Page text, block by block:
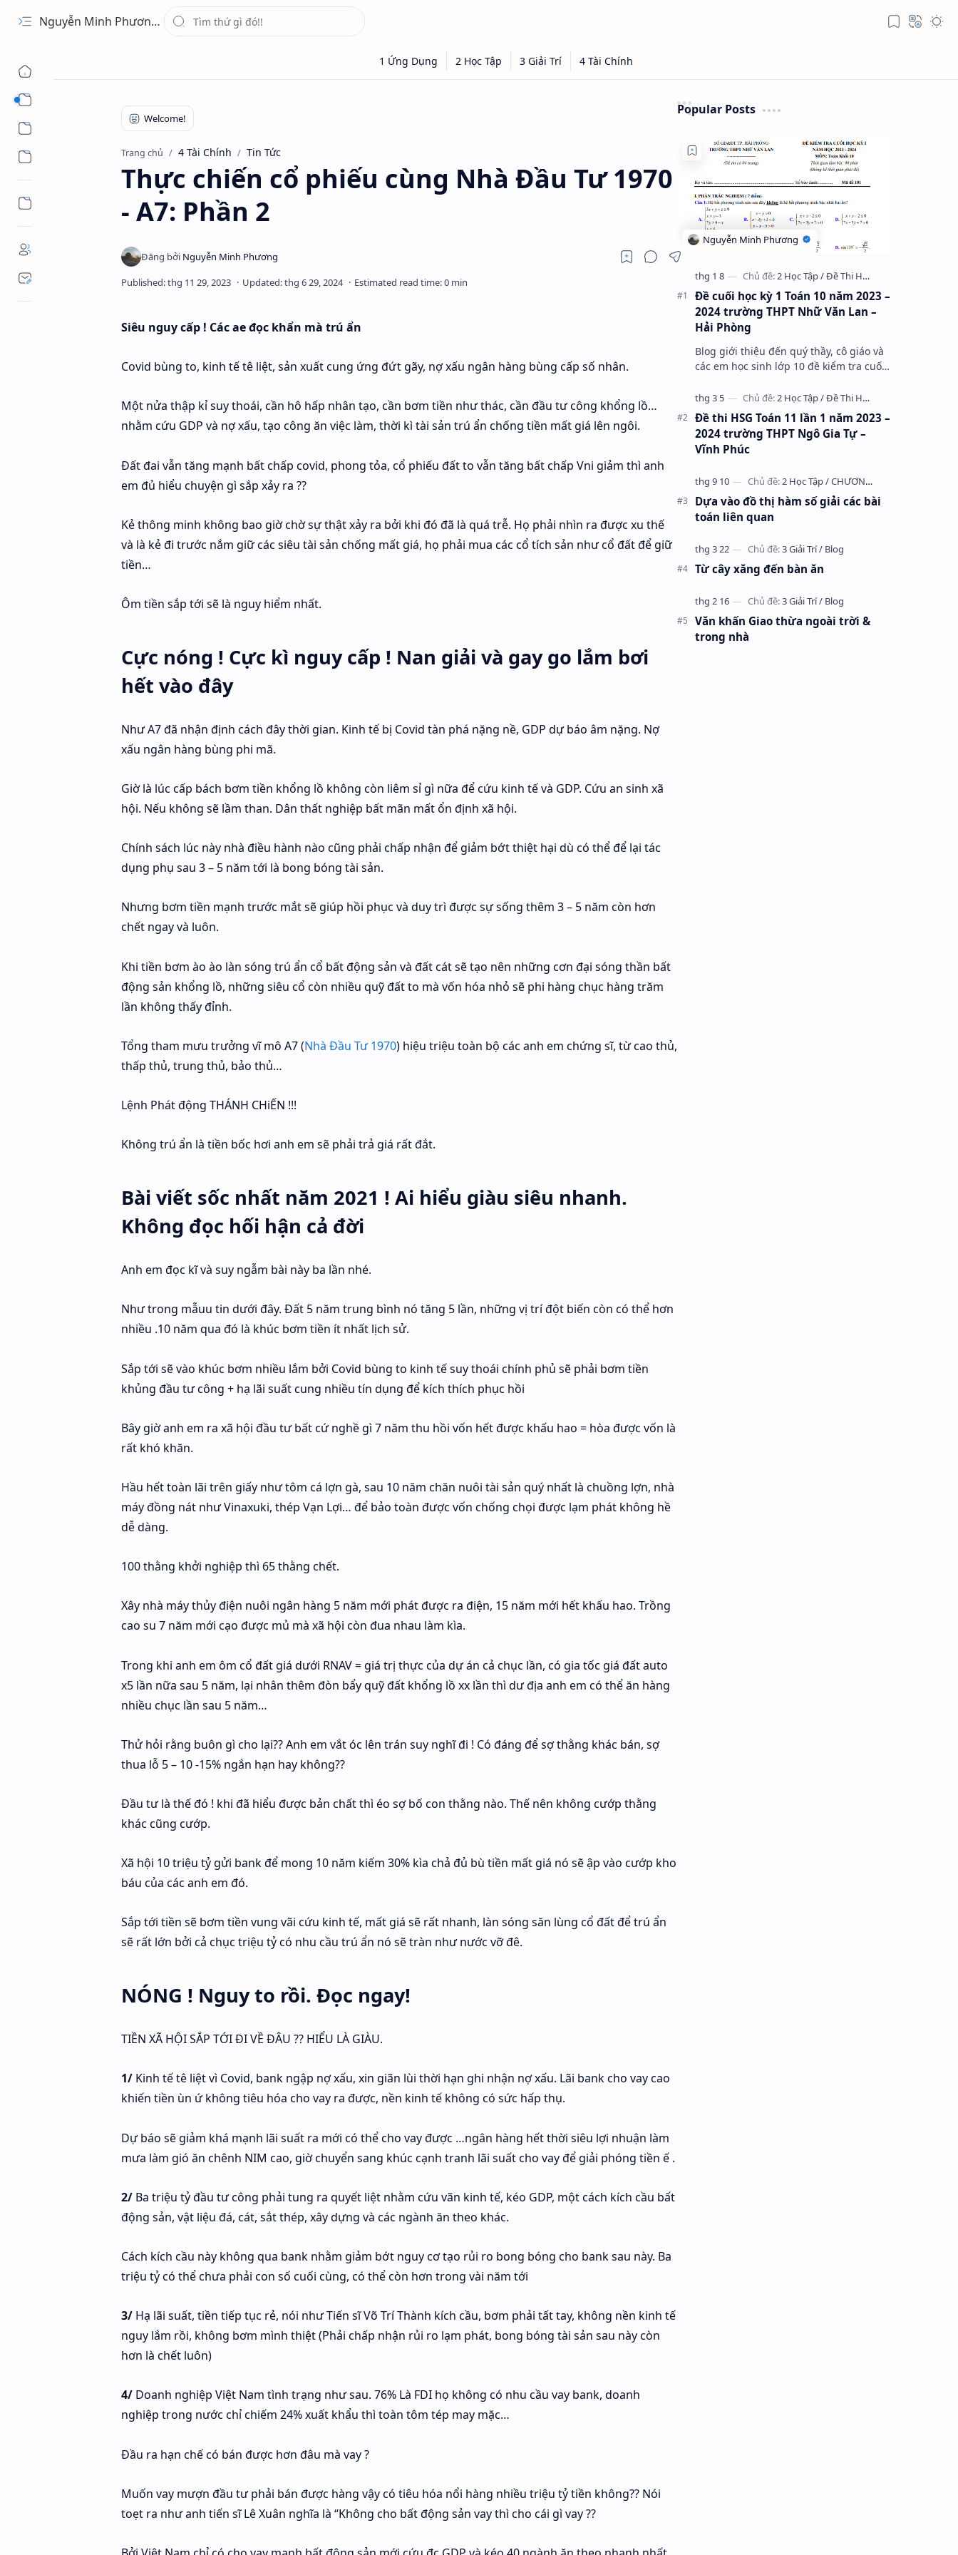
Nguyễn Minh Phương - Blog Chia sẻ Kiến thức Chứng khoán & Tài liệu Toán học
Trang chủ 4 Tài Chính Tin Tức
Thực chiến cổ phiếu cùng Nhà Đầu Tư 1970
- A7: Phần 2
Siêu nguy cấp ! Các ae đọc khẩn mà trú ẩn
Covid bùng to, kinh tế tê liệt, sản xuất cung ứng đứt gãy, nợ xấu ngân hàng bùng cấp số nhân.
Một nửa thập kỉ suy thoái, cần hô hấp nhân tạo, cần bơm tiền như thác, cần đầu tư công khổng lồ…
nhằm cứu GDP và nợ xấu, tạo công ăn việc làm, thời kì tài sản trú ẩn chống tiền mất giá lên ngôi.
Đất đai vẫn tăng mạnh bất chấp covid, phong tỏa, cổ phiếu đất to vẫn tăng bất chấp Vni giảm thì anh
em đủ hiểu chuyện gì sắp xảy ra ??
Kẻ thông minh không bao giờ chờ sự thật xảy ra bởi khi đó đã là quá trễ. Họ phải nhìn ra được xu thế
và là kẻ đi trước nắm giữ các siêu tài sản chống mất giá, họ phải mua các cổ tích sản như cổ đất để giữ
tiền…
Ôm tiền sắp tới sẽ là nguy hiểm nhất.
Cực nóng ! Cực kì nguy cấp ! Nan giải và gay go lắm bơi
hết vào đây
Như A7 đã nhận định cách đây thời gian. Kinh tế bị Covid tàn phá nặng nề, GDP dự báo âm nặng. Nợ
xấu ngân hàng bùng phi mã.
Giờ là lúc cấp bách bơm tiền khổng lồ không còn liêm sỉ gì nữa để cứu kinh tế và GDP. Cứu an sinh xã
hội. Nếu không sẽ lầm than. Dân thất nghiệp bất mãn mất ổn định xã hội.
Chính sách lúc này nhà điều hành nào cũng phải chấp nhận để giảm bớt thiệt hại dù có thể để lại tác
dụng phụ sau 3 – 5 năm tới là bong bóng tài sản.
Nhưng bơm tiền mạnh trước mắt sẽ giúp hồi phục và duy trì được sự sống thêm 3 – 5 năm còn hơn
chết ngay và luôn.
Khi tiền bơm ào ào làn sóng trú ẩn cổ bất động sản và đất cát sẽ tạo nên những cơn đại sóng thần bất
động sản khổng lồ, những siêu cổ còn nhiều quỹ đất to mà vốn hóa nhỏ sẽ phi hàng chục hàng trăm
lần không thấy đỉnh.
Tổng tham mưu trưởng vĩ mô A7 (Nhà Đầu Tư 1970) hiệu triệu toàn bộ các anh em chứng sĩ, từ cao thủ,
thấp thủ, trung thủ, bảo thủ…
Lệnh Phát động THÁNH CHiẾN !!!
Không trú ẩn là tiền bốc hơi anh em sẽ phải trả giá rất đắt.
Bài viết sốc nhất năm 2021 ! Ai hiểu giàu siêu nhanh.
Không đọc hối hận cả đời
Anh em đọc kĩ và suy ngẫm bài này ba lần nhé.
Như trong mẫuu tin dưới đây. Đất 5 năm trung bình nó tăng 5 lần, những vị trí đột biến còn có thể hơn
nhiều .10 năm qua đó là khúc bơm tiền ít nhất lịch sử.
Sắp tới sẽ vào khúc bơm nhiều lắm bởi Covid bùng to kinh tế suy thoái chính phủ sẽ phải bơm tiền
khủng đầu tư công + hạ lãi suất cung nhiều tín dụng để kích thích phục hồi
Bây giờ anh em ra xã hội đầu tư bất cứ nghề gì 7 năm thu hồi vốn hết được khấu hao = hòa được vốn là
rất khó khăn.
Hầu hết toàn lãi trên giấy như tôm cá lợn gà, sau 10 năm chăn nuôi tài sản quý nhất là chuồng lợn, nhà
máy đồng nát như Vinaxuki, thép Vạn Lợi… để bảo toàn được vốn chống chọi được lạm phát không hề
dễ dàng.
100 thằng khởi nghiệp thì 65 thằng chết.
Xây nhà máy thủy điện nuôi ngân hàng 5 năm mới phát được ra điện, 15 năm mới hết khấu hao. Trồng
cao su 7 năm mới cạo được mủ mà xã hội còn đua nhau làm kìa.
Trong khi anh em ôm cổ đất giá dưới RNAV = giá trị thực của dự án cả chục lần, có gia tốc giá đất auto
x5 lần nữa sau 5 năm, lại nhân thêm đòn bẩy quỹ đất khổng lồ xx lần thì dư địa anh em có thể ăn hàng
nhiều chục lần sau 5 năm…
Thử hỏi rằng buôn gì cho lại?? Anh em vắt óc lên trán suy nghĩ đi ! Có đáng để sợ thằng khác bán, sợ
thua lỗ 5 – 10 -15% ngắn hạn hay không??
Đầu tư là thế đó ! khi đã hiểu được bản chất thì éo sợ bố con thằng nào. Thế nên không cướp thằng
khác cũng cướp.
Xã hội 10 triệu tỷ gửi bank để mong 10 năm kiếm 30% kìa chả đủ bù tiền mất giá nó sẽ ập vào cướp kho
báu của các anh em đó.
Sắp tới tiền sẽ bơm tiền vung vãi cứu kinh tế, mất giá sẽ rất nhanh, làn sóng săn lùng cổ đất để trú ẩn
sẽ rất lớn bởi cả chục triệu tỷ có nhu cầu trú ẩn nó sẽ tràn như nước vỡ đê.
NÓNG ! Nguy to rồi. Đọc ngay!
TIỀN XÃ HỘI SẮP TỚI ĐI VỀ ĐÂU ?? HIỂU LÀ GIÀU.
1/Kinh tế tê liệt vì Covid, bank ngập nợ xấu, xin giãn lùi thời hạn ghi nhận nợ xấu. Lãi bank cho vay cao
khiến tiền ùn ứ không tiêu hóa cho vay ra được, nền kinh tế không có sức hấp thụ.
Dự báo sẽ giảm khá mạnh lãi suất ra mới có thể cho vay được …ngân hàng hết thời siêu lợi nhuận làm
mưa làm gió ăn chênh NIM cao, giờ chuyển sang khúc cạnh tranh lãi suất cho vay để giải phóng tiền ế .
2/Ba triệu tỷ đầu tư công phải tung ra quyết liệt nhằm cứu vãn kinh tế, kéo GDP, một cách kích cầu bất
động sản, vật liệu đá, cát, sắt thép, xây dựng và các ngành ăn theo khác.
Cách kích cầu này không qua bank nhằm giảm bớt nguy cơ tạo rủi ro bong bóng cho bank sau này. Ba
triệu tỷ có thể chưa phải con số cuối cùng, có thể còn hơn trong vài năm tới
3/Hạ lãi suất, tiền tiếp tục rẻ, nói như Tiến sĩ Võ Trí Thành kích cầu, bơm phải tất tay, không nền kinh tế
nguy lắm rồi, không bơm mình thiệt (Phải chấp nhận rủi ro lạm phát, bong bóng tài sản sau này còn
hơn là chết luôn)
4/Doanh nghiệp Việt Nam tình trạng như sau. 76% Là FDI họ không có nhu cầu vay bank, doanh
nghiệp trong nước chỉ chiếm 24% xuất khẩu thì toàn tôm tép may mặc…
Đầu ra hạn chế có bán được hơn đâu mà vay ?
Muốn vay mượn đầu tư phải bán được hàng vậy có tiêu hóa nổi hàng nhiều triệu tỷ tiền không?? Nói
toẹt ra như anh tiến sĩ Lê Xuân nghĩa là “Không cho bất động sản vay thì cho cái gì vay ??
Popular Posts
Đề cuối học kỳ 1 Toán 10 năm 2023 –
2024 trường THPT Nhữ Văn Lan –
Hải Phòng
Blog giới thiệu đến quý thầy, cô giáo và
các em học sinh lớp 10 đề kiểm tra cuối
2024 trường THPT Nhữ Văn Lan, th…
Đề thi HSG Toán 11 lần 1 năm 2023 –
2024 trường THPT Ngô Gia Tự –
Vĩnh Phúc
Dựa vào đồ thị hàm số giải các bài
toán liên quan
Từ cây xăng đến bàn ăn
Văn khấn Giao thừa ngoài trời &
trong nhà